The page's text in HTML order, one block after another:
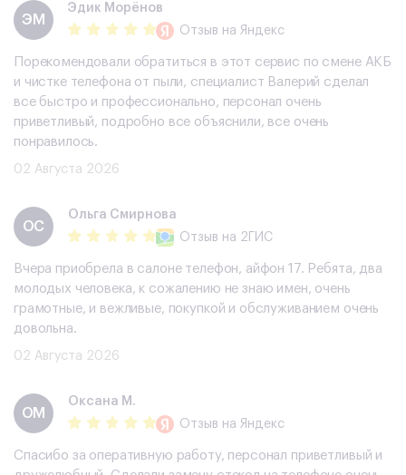
ЭМ
Эдик Морёнов
Отзыв на Яндекс
Порекомендовали обратиться в этот сервис по смене АКБ
и чистке телефона от пыли, специалист Валерий сделал
все быстро и профессионально, персонал очень
приветливый, подробно все объяснили, все очень
понравилось.
02 Августа 2026
ОС
Ольга Смирнова
Отзыв на 2ГИС
Вчера приобрела в салоне телефон, айфон 17. Ребята, два
молодых человека, к сожалению не знаю имен, очень
грамотные, и вежливые, покупкой и обслуживанием очень
довольна.
02 Августа 2026
ОМ
Оксана М.
Отзыв на Яндекс
Спасибо за оперативную работу, персонал приветливый и